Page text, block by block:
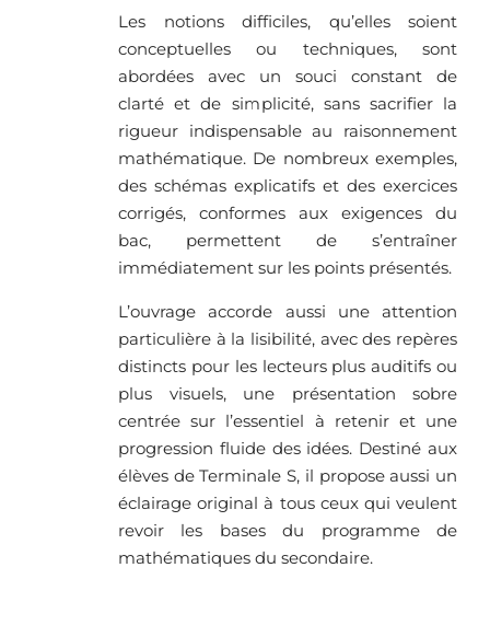
Les notions difficiles, qu’elles soient
conceptuelles ou techniques, sont
abordées avec un souci constant de
clarté et de simplicité, sans sacrifier la
rigueur indispensable au raisonnement
mathématique. De nombreux exemples,
des schémas explicatifs et des exercices
corrigés, conformes aux exigences du
bac, permettent de s’entraîner
immédiatement sur les points présentés.
L’ouvrage accorde aussi une attention
particulière à la lisibilité, avec des repères
distincts pour les lecteurs plus auditifs ou
plus visuels, une présentation sobre
centrée sur l’essentiel à retenir et une
progression fluide des idées. Destiné aux
élèves de Terminale S, il propose aussi un
éclairage original à tous ceux qui veulent
revoir les bases du programme de
mathématiques du secondaire.